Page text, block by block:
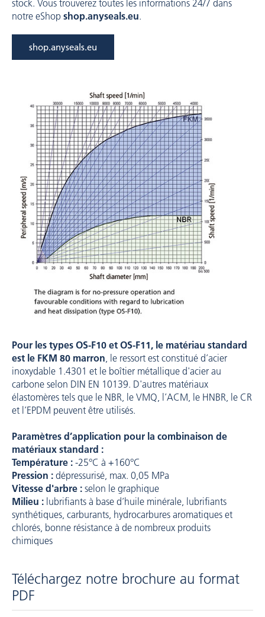
stock. Vous trouverez toutes les informations 24/7 dans
notre eShop shop.anyseals.eu.
shop.anyseals.eu
Pour les types OS-F10 et OS-F11, le matériau standard
est le FKM 80 marron, le ressort est constitué d’acier
inoxydable 1.4301 et le boîtier métallique d'acier au
carbone selon DIN EN 10139. D'autres matériaux
élastomères tels que le NBR, le VMQ, l’ACM, le HNBR, le CR
et l’EPDM peuvent être utilisés.
Paramètres d’application pour la combinaison de
matériaux standard :
Température : -25°C à +160°C
Pression : dépressurisé, max. 0,05 MPa
Vitesse d'arbre : selon le graphique
Milieu : lubrifiants à base d’huile minérale, lubrifiants
synthétiques, carburants, hydrocarbures aromatiques et
chlorés, bonne résistance à de nombreux produits
chimiques
Téléchargez notre brochure au format
PDF